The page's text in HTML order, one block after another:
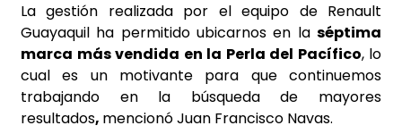
La gestión realizada por el equipo de Renault
Guayaquil ha permitido ubicarnos en la séptima
marca más vendida en la Perla del Pacífico, lo
cual es un motivante para que continuemos
trabajando en la búsqueda de mayores
resultados, mencionó Juan Francisco Navas.